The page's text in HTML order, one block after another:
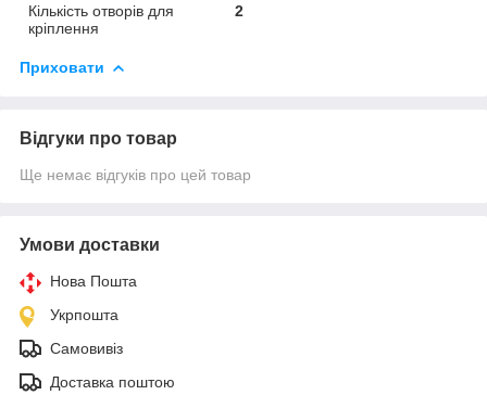
Кількість отворів для
кріплення
2
Приховати
Відгуки про товар
Ще немає відгуків про цей товар
Умови доставки
Нова Пошта
Укрпошта
Самовивіз
Доставка поштою